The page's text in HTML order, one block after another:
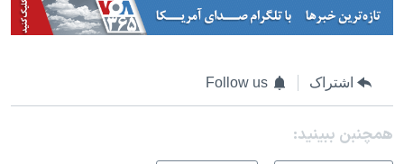
اشتراک Follow us
همچنبن ببینید: